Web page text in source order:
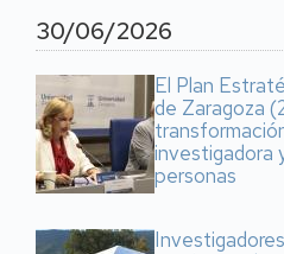
30/06/2026
El Plan
de Zaragoza
investigadora
personas